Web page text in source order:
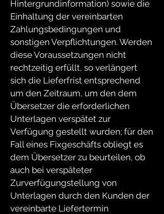
Hintergrundinformation) sowie die
Einhaltung der vereinbarten
Zahlungsbedingungen und
sonstigen Verpflichtungen. Werden
diese Voraussetzungen nicht
rechtzeitig erfüllt, so verlängert
sich die Lieferfrist entsprechend
um den Zeitraum, um den dem
Übersetzer die erforderlichen
Unterlagen verspätet zur
Verfügung gestellt wurden; für den
Fall eines Fixgeschäfts obliegt es
dem Übersetzer zu beurteilen, ob
auch bei verspäteter
Zurverfügungstellung von
Unterlagen durch den Kunden der
vereinbarte Liefertermin